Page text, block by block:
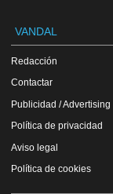
VANDAL
Redacción
Contactar
Publicidad / Advertising
Política de privacidad
Aviso legal
Política de cookies